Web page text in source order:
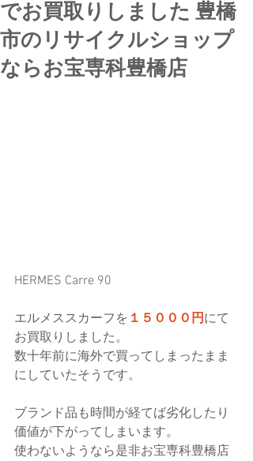
でお買取りしました 豊橋
市のリサイクルショップ
ならお宝専科豊橋店
HERMES Carre 90
エルメススカーフを １５０００円にて
お買取りしました。
数十年前に海外で買ってしまったまま
にしていたそうです。
ブランド品も時間が経てば劣化したり
価値が下がってしまいます。
使わないようなら是非お宝専科豊橋店